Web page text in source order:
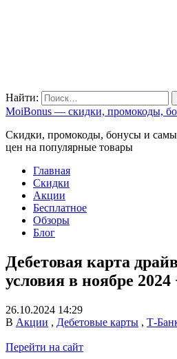
Найти:
MoiBonus — скидки, промокоды,
Скидки, промокоды, бонусы и
цен на популярные товары
Главная
Скидки
Акции
Бесплатное
Обзоры
Блог
Дебетовая карта
условия в ноябре 2024
26.10.2024 14:29
В Акции , Дебетовые карты , Т-
Перейти на сайт